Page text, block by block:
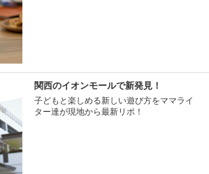
関西のイオンモールで新発見！
子どもと楽しめる新しい遊び方をママライ
ター達が現地から最新リポ！